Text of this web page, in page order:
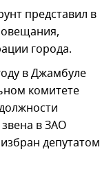
представил в
города.
в Джамбуле
комитете
в ЗАО
депутатом